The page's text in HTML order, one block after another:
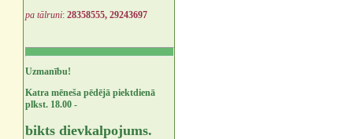
pa tālruni: 28358555, 29243697
Uzmanību!
Katra mēneša pēdējā piektdienā
plkst. 18.00 -
bikts dievkalpojums.